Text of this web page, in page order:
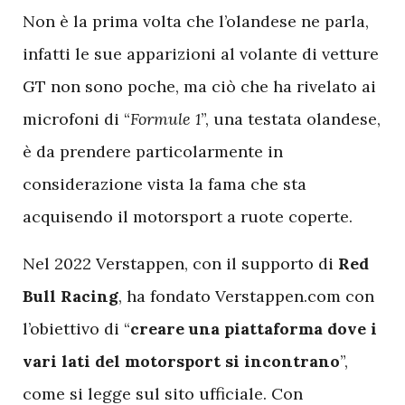
Non è la prima volta che l’olandese ne parla,
infatti le sue apparizioni al volante di vetture
GT non sono poche, ma ciò che ha rivelato ai
microfoni di “Formule 1”, una testata olandese,
è da prendere particolarmente in
considerazione vista la fama che sta
acquisendo il motorsport a ruote coperte.
Nel 2022 Verstappen, con il supporto di Red
Bull Racing, ha fondato Verstappen.com con
l’obiettivo di “creare una piattaforma dove i
vari lati del motorsport si incontrano”,
come si legge sul sito ufficiale. Con